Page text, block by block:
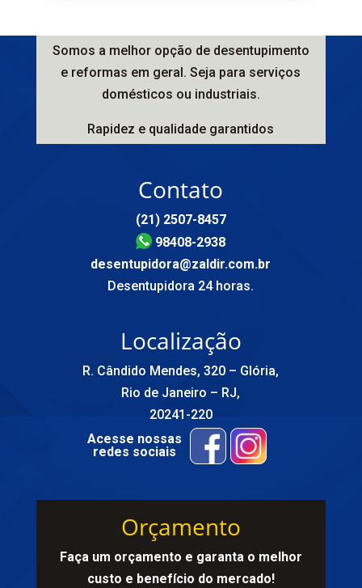
Somos a melhor opção de desentupimento
e reformas em geral. Seja para serviços
domésticos ou industriais.
Rapidez e qualidade garantidos
Contato
(21) 2507-8457
98408-2938
desentupidora@zaldir.com.br
Desentupidora 24 horas.
Localização
R. Cândido Mendes, 320 – Glória,
Rio de Janeiro – RJ,
20241-220
Acesse nossas
redes sociais
Orçamento
Faça um orçamento e garanta o melhor
custo e benefício do mercado!